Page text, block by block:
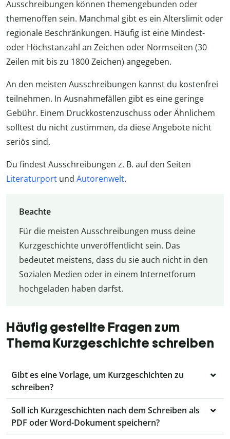
Ausschreibungen können themengebunden oder
themenoffen sein. Manchmal gibt es ein Alterslimit oder
regionale Beschränkungen. Häufig ist eine Mindest-
oder Höchstanzahl an Zeichen oder Normseiten (30
Zeilen mit bis zu 1800 Zeichen) angegeben.
An den meisten Ausschreibungen kannst du kostenfrei
teilnehmen. In Ausnahmefällen gibt es eine geringe
Gebühr. Einem Druckkostenzuschuss oder Ähnlichem
solltest du nicht zustimmen, da diese Angebote nicht
seriös sind.
Du findest Ausschreibungen z. B. auf den Seiten
Literaturport und Autorenwelt.
Beachte
Für die meisten Ausschreibungen muss deine
Kurzgeschichte unveröffentlicht sein. Das
bedeutet meistens, dass du sie auch nicht in den
Sozialen Medien oder in einem Internetforum
hochgeladen haben darfst.
Häufig gestellte Fragen zum
Thema Kurzgeschichte schreiben
Gibt es eine Vorlage, um Kurzgeschichten zu
schreiben?
Soll ich Kurzgeschichten nach dem Schreiben als
PDF oder Word-Dokument speichern?